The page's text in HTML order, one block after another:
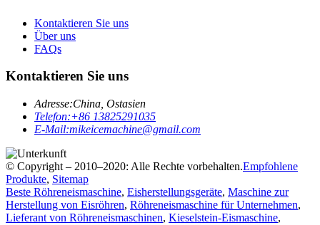
Kontaktieren Sie uns
Über uns
FAQs
Kontaktieren Sie uns
Adresse:China, Ostasien
Telefon:+86 13825291035
E-Mail:mikeicemachine@gmail.com
© Copyright – 2010–2020: Alle Rechte vorbehalten.Empfohlene
Produkte, Sitemap
Beste Röhreneismaschine, Eisherstellungsgeräte, Maschine zur
Herstellung von Eisröhren, Röhreneismaschine für Unternehmen,
Lieferant von Röhreneismaschinen, Kieselstein-Eismaschine,